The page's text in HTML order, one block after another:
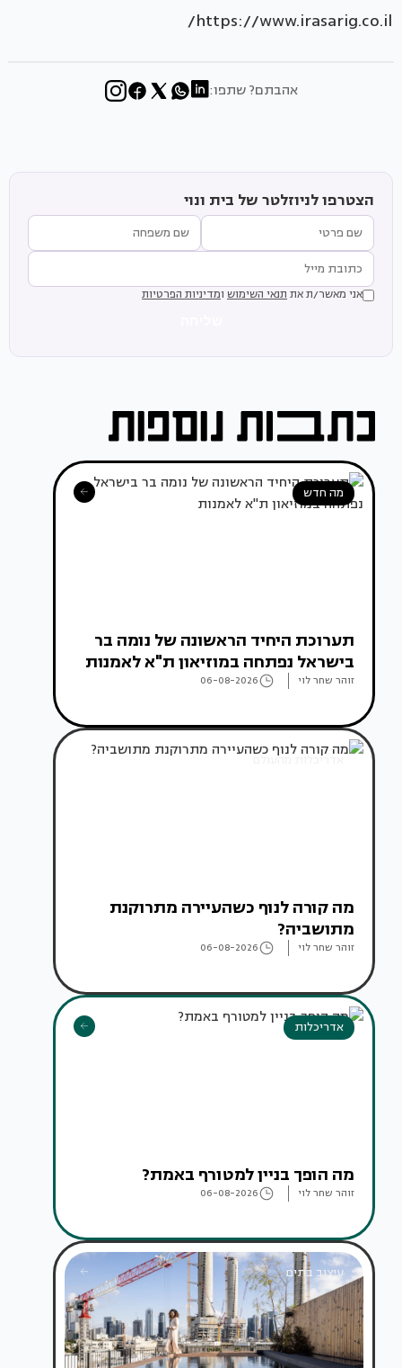
https://www.irasarig.co.il/
אהבתם? שתפו:
הצטרפו לניוזלטר של בית ונוי
אני מאשר/ת את תנאי השימוש ומדיניות הפרטיות
מה חדש
תערוכת היחיד הראשונה של נומה בר
בישראל נפתחה במוזיאון ת"א לאמנות
זוהר שחר לוי 06-08-2026
אדריכלות מהעולם
מה קורה לנוף כשהעיירה מתרוקנת
מתושביה?
זוהר שחר לוי 06-08-2026
אדריכלות
מה הופך בניין למטורף באמת?
זוהר שחר לוי 06-08-2026
עיצוב בתים